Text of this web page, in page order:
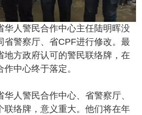
华人警民合作中心主任陆明晖没
省警察厅、省CPF进行修改。最
地方政府认可的警民联络牌，在
中心终于落定。
人警民合作中心、省警察厅、
联络牌，意义重大。他们将在年